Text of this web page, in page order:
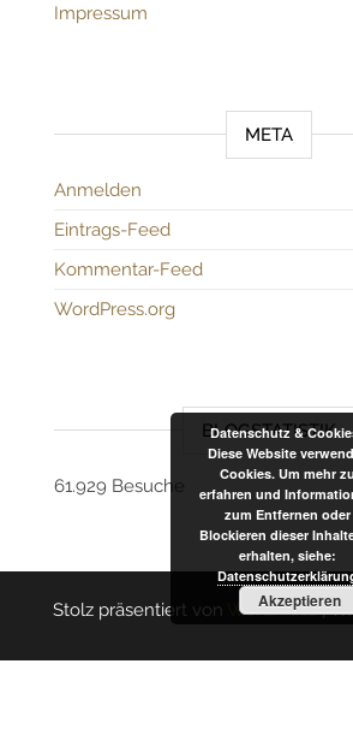
Impressum
META
Anmelden
Eintrags-Feed
Kommentar-Feed
WordPress.org
BLOGSTATISTIK
61.929 Besuche
Stolz präsentiert von WordPress |
Datenschutz &
Diese Website
Cookies. Um mehr zu
erfahren und
zum Entfernen oder
Blockieren dieser
erhalten, siehe:
Akzeptieren